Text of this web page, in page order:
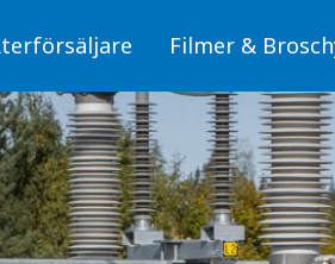
Fiber/OPTO
Skyltar för fiber
Stolpar för fiber
Filmer &
Skyltar
Skyltar för